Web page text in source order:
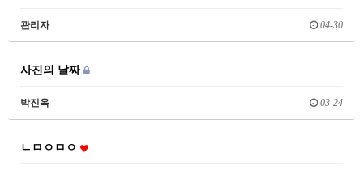
관리자 04-30
사진의 날짜
박진옥 03-24
ㄴㅁㅇㅁㅇ